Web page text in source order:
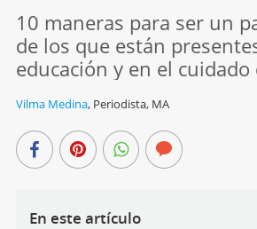
10 maneras para ser un
de los que están
educación y en el
Vilma Medina, Periodista, MA
En este artículo